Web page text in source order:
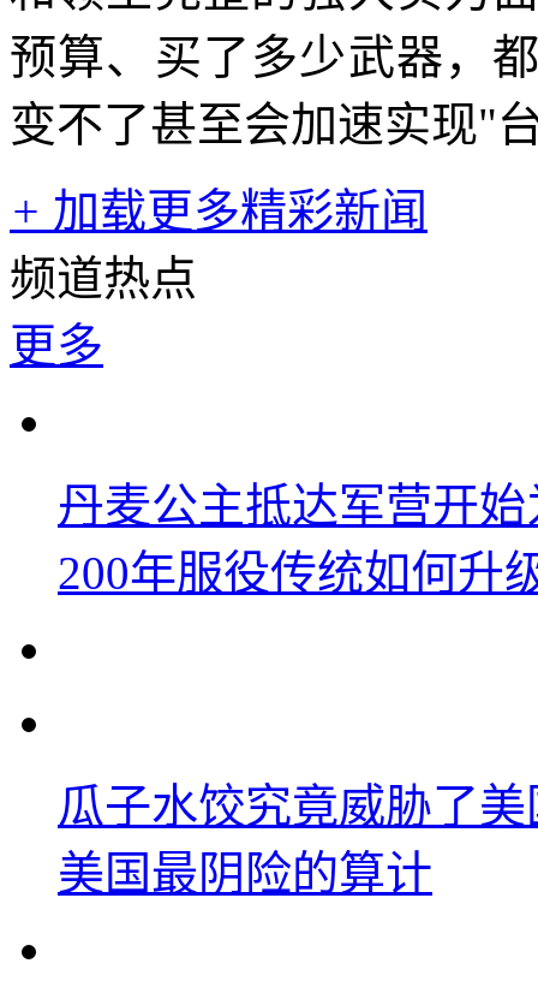
预算、买了多少武器，
变不了甚至会加速实现"
+ 加载更多精彩新闻
频道热点
更多
丹麦公主抵达军营开
200年服役传统如何升
瓜子水饺究竟威胁了
美国最阴险的算计